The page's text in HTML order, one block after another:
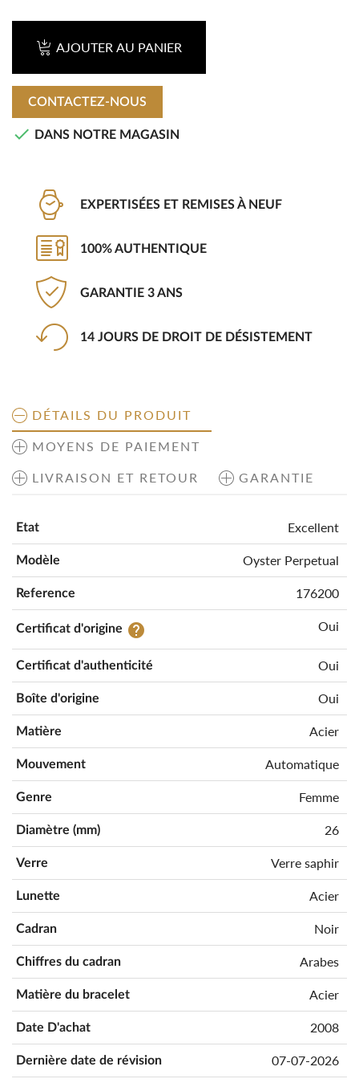
AJOUTER AU PANIER
CONTACTEZ-NOUS
 DANS NOTRE MAGASIN
EXPERTISÉES ET REMISES À NEUF
100% AUTHENTIQUE
GARANTIE 3 ANS
14 JOURS DE DROIT DE DÉSISTEMENT
DÉTAILS DU PRODUIT
MOYENS DE PAIEMENT
LIVRAISON ET RETOUR GARANTIE
Etat Excellent
Modèle Oyster Perpetual
Reference 176200
Certificat d'origine help Oui
Certificat d'authenticité Oui
Boîte d'origine Oui
Matière Acier
Mouvement Automatique
Genre Femme
Diamètre (mm) 26
Verre Verre saphir
Lunette Acier
Cadran Noir
Chiffres du cadran Arabes
Matière du bracelet Acier
Date D'achat 2008
Dernière date de révision 07-07-2026